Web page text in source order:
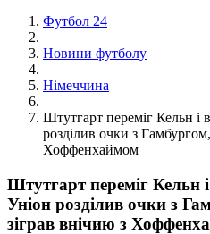
Футбол 24
Новини футболу
Німеччина
Штутгарт переміг Кельн і
розділив очки з
Хоффенхаймом
Штутгарт переміг Кельн
Уніон розділив очки з
зіграв внічию з